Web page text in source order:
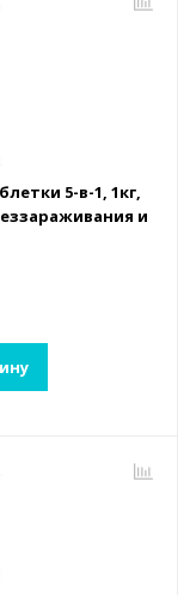
5-в-1, 1кг,
и